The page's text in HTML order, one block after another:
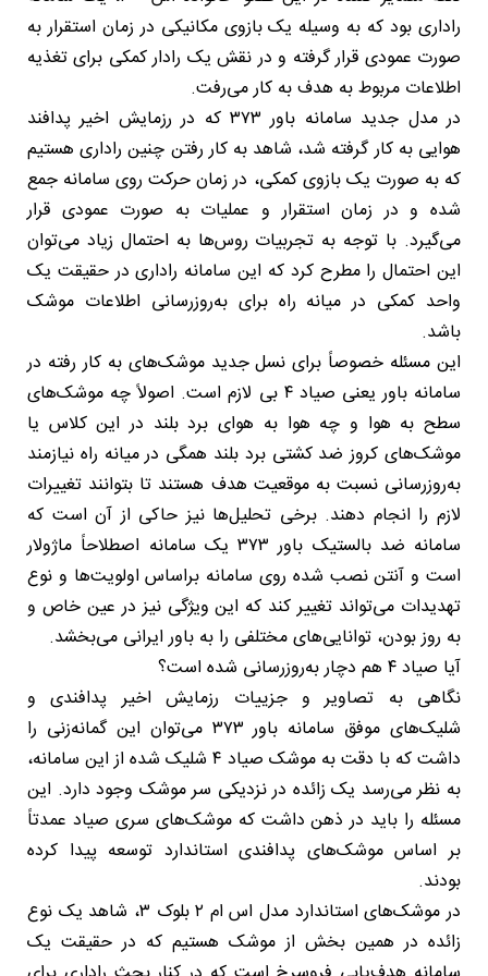
راداری بود که به وسیله یک بازوی مکانیکی در زمان استقرار به
صورت عمودی قرار گرفته و در نقش یک رادار کمکی برای تغذیه
اطلاعات مربوط به هدف به کار می‌رفت.
در مدل جدید سامانه باور ۳۷۳ که در رزمایش اخیر پدافند
هوایی به کار گرفته شد، شاهد به کار رفتن چنین راداری هستیم
که به صورت یک بازوی کمکی، در زمان حرکت روی سامانه جمع
شده و در زمان استقرار و عملیات به صورت عمودی قرار
می‌گیرد. با توجه به تجربیات روس‌ها به احتمال زیاد می‌توان
این احتمال را مطرح کرد که این سامانه راداری در حقیقت یک
واحد کمکی در میانه راه برای به‌روزرسانی اطلاعات موشک
باشد.
این مسئله خصوصاً برای نسل جدید موشک‌های به کار رفته در
سامانه باور یعنی صیاد ۴ بی لازم است. اصولاً چه موشک‌های
سطح به هوا و چه هوا به هوای برد بلند در این کلاس یا
موشک‌های کروز ضد کشتی برد بلند همگی در میانه راه نیازمند
به‌روزرسانی نسبت به موقعیت هدف هستند تا بتوانند تغییرات
لازم را انجام دهند. برخی تحلیل‌ها نیز حاکی از آن است که
سامانه ضد بالستیک باور ۳۷۳ یک سامانه اصطلاحاً ماژولار
است و آنتن نصب شده روی سامانه براساس اولویت‌ها و نوع
تهدیدات می‌تواند تغییر کند که این ویژگی نیز در عین خاص و
به روز بودن، توانایی‌های مختلفی را به باور ایرانی می‌بخشد.
آیا صیاد ۴ هم دچار به‌روزرسانی شده است؟
نگاهی به تصاویر و جزییات رزمایش اخیر پدافندی و
شلیک‌های موفق سامانه باور ۳۷۳ می‌توان این گمانه‌زنی را
داشت که با دقت به موشک صیاد ۴ شلیک شده از این سامانه،
به نظر می‌رسد یک زائده در نزدیکی سر موشک وجود دارد. این
مسئله را باید در ذهن داشت که موشک‌های سری صیاد عمدتاً
بر اساس موشک‌های پدافندی استاندارد توسعه پیدا کرده
بودند.
در موشک‌های استاندارد مدل اس ام ۲ بلوک ۳، شاهد یک نوع
زائده در همین بخش از موشک هستیم که در حقیقت یک